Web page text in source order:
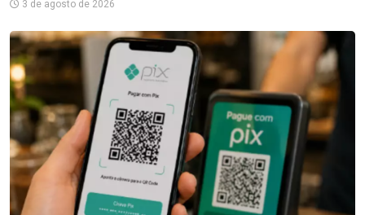
3 de agosto de 2026